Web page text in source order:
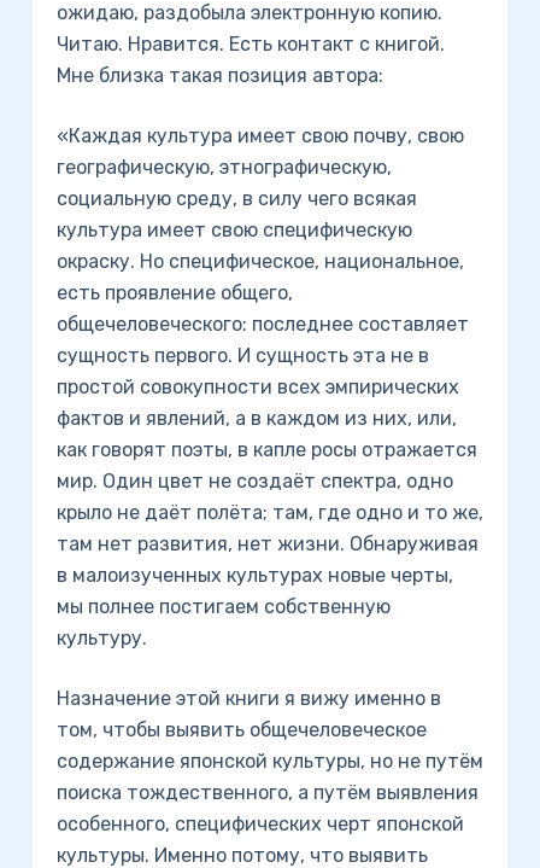
ожидаю, раздобыла электронную копию.
Читаю. Нравится. Есть контакт с книгой.
Мне близка такая позиция автора:
«Каждая культура имеет свою почву, свою
географическую, этнографическую,
социальную среду, в силу чего всякая
культура имеет свою специфическую
окраску. Но специфическое, национальное,
есть проявление общего,
общечеловеческого: последнее составляет
сущность первого. И сущность эта не в
простой совокупности всех эмпирических
фактов и явлений, а в каждом из них, или,
как говорят поэты, в капле росы отражается
мир. Один цвет не создаёт спектра, одно
крыло не даёт полёта; там, где одно и то же,
там нет развития, нет жизни. Обнаруживая
в малоизученных культурах новые черты,
мы полнее постигаем собственную
культуру.
Назначение этой книги я вижу именно в
том, чтобы выявить общечеловеческое
содержание японской культуры, но не путём
поиска тождественного, а путём выявления
особенного, специфических черт японской
культуры. Именно потому, что выявить